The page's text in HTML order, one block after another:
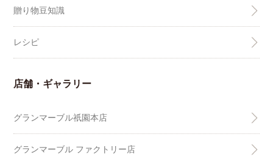
贈り物豆知識
レシピ
店舗・ギャラリー
グランマーブル祇園本店
グランマーブル ファクトリー店